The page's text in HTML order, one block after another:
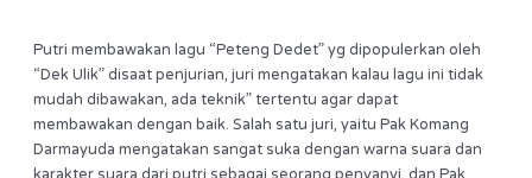
Putri membawakan lagu “Peteng Dedet” yg dipopulerkan oleh
“Dek Ulik” disaat penjurian, juri mengatakan kalau lagu ini tidak
mudah dibawakan, ada teknik” tertentu agar dapat
membawakan dengan baik. Salah satu juri, yaitu Pak Komang
Darmayuda mengatakan sangat suka dengan warna suara dan